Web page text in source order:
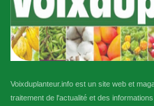
Voixduplanteur.info est un site web et
traitement de l'actualité et des